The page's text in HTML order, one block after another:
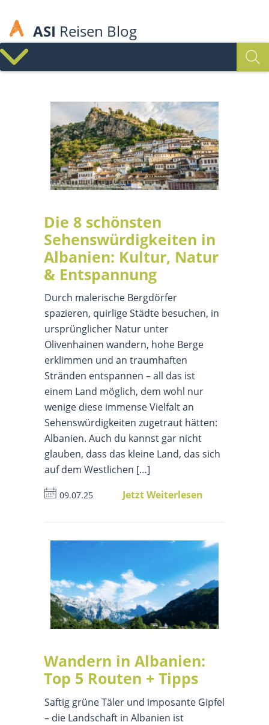
ASI Reisen Blog
Die 8 schönsten
Sehenswürdigkeiten in
Albanien: Kultur, Natur
& Entspannung
Durch malerische Bergdörfer
spazieren, quirlige Städte besuchen, in
ursprünglicher Natur unter
Olivenhainen wandern, hohe Berge
erklimmen und an traumhaften
Stränden entspannen – all das ist
einem Land möglich, dem wohl nur
wenige diese immense Vielfalt an
Sehenswürdigkeiten zugetraut hätten:
Albanien. Auch du kannst gar nicht
glauben, dass das kleine Land, das sich
auf dem Westlichen […]
09.07.25 Jetzt Weiterlesen
Wandern in Albanien:
Top 5 Routen + Tipps
Saftig grüne Täler und imposante Gipfel
– die Landschaft in Albanien ist